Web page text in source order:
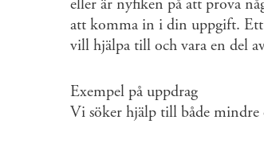
eller är nyfiken på att prova
att komma in i din uppgift. Ett
vill hjälpa till och vara en del
Exempel på uppdrag
Vi söker hjälp till både mindre